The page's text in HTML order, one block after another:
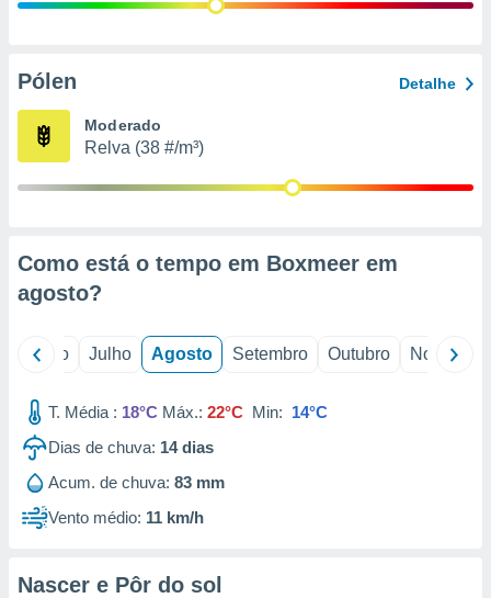
e
de
Pólen Detalhe
Moderado
Relva (38 #/m³)
Como está o tempo em Boxmeer em
agosto?
Junho Julho Agosto Setembro Outubro Novembro
T. Média : 18°C Máx.: 22°C Min: 14°C
Dias de chuva: 14dias
Acum. de chuva: 83 mm
Vento médio: 11 km/h
Nascer e Pôr do sol